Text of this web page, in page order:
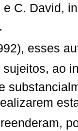
e C. David,
esses
sujeitos, ao